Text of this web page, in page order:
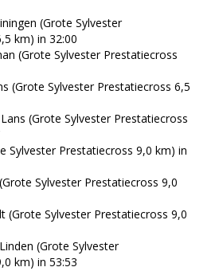
(Grote Sylvester
km) in 32:00
(Grote Sylvester Prestatiecross
(Grote Sylvester Prestatiecross 6,5
(Grote Sylvester Prestatiecross
Sylvester Prestatiecross 9,0 km) in
Sylvester Prestatiecross 9,0
(Grote Sylvester Prestatiecross 9,0
(Grote Sylvester
km) in 53:53